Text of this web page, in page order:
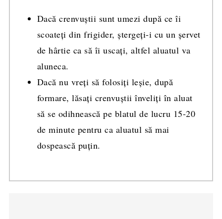
Dacă crenvuștii sunt umezi după ce îi
scoateți din frigider, ștergeți-i cu un șervet
de hârtie ca să îi uscați, altfel aluatul va
aluneca.
Dacă nu vreți să folosiți leșie, după
formare, lăsați crenvuștii înveliți în aluat
să se odihnească pe blatul de lucru 15-20
de minute pentru ca aluatul să mai
dospească puțin.